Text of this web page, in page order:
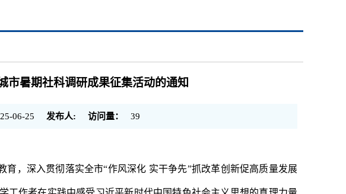
市暑期社科调研成果征集活动的通知
06-25 发布人: 访问量： 39
育，深入贯彻落实全市“作风深化 实干争先”抓改革创新促高质量发展